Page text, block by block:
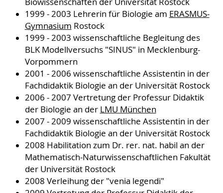
1999 - 2003 Lehrerin für Biologie am ERASMUS-
Gymnasium Rostock
1999 - 2003 wissenschaftliche Begleitung des
BLK Modellversuchs "SINUS" in Mecklenburg-
Vorpommern
2001 - 2006 wissenschaftliche Assistentin in der
Fachdidaktik Biologie an der Universität Rostock
2006 - 2007 Vertretung der Professur Didaktik
der Biologie an der LMU München
2007 - 2009 wissenschaftliche Assistentin in der
Fachdidaktik Biologie an der Universität Rostock
2008 Habilitation zum Dr. rer. nat. habil an der
Mathematisch-Naturwissenschaftlichen Fakultät
der Universität Rostock
2008 Verleihung der "venia legendi"